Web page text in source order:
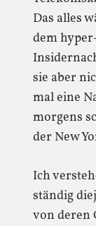
Das alles
dem
sie aber
mal eine
morgens
der New
Ich
ständig
von deren